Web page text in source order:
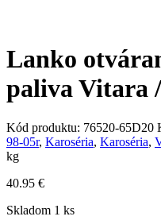
Lanko
paliva Vitara
Kód produktu: 76520-65D20
98-05r, Karoséria, Karoséria,
kg
40.95 €
Skladom 1 ks